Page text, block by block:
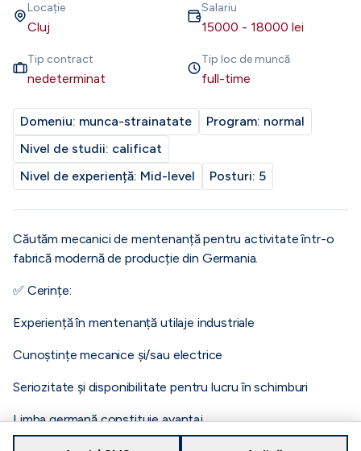
Locație
Cluj
Salariu
15000 - 18000 lei
Tip contract
nedeterminat
Tip loc de muncă
full-time
Domeniu: munca-strainatate Program: normal
Nivel de studii: calificat
Nivel de experiență: Mid-level Posturi: 5
Căutăm mecanici de mentenanță pentru activitate într-o
fabrică modernă de producție din Germania.
✅ Cerințe:
Experiență în mentenanță utilaje industriale
Cunoștințe mecanice și/sau electrice
Seriozitate și disponibilitate pentru lucru în schimburi
Limba germană constituie avantaj